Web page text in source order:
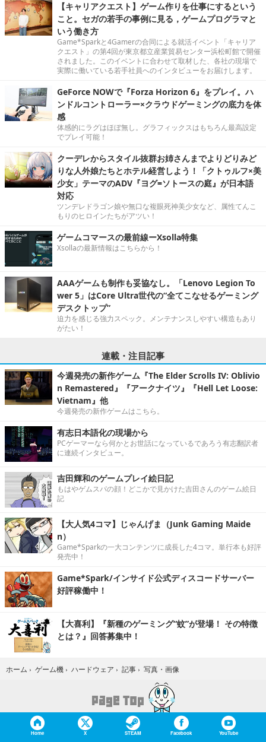
【キャリアクエスト】ゲーム作りを仕事にするという
こと。セガの若手の事例に見る，ゲームプログラマと
いう働き方
Game*Sparkと4Gamerの合同による就活イベント「キャリア
クエスト」の第4回が東京都立産業貿易センター浜松町館で開催
されました。このイベントに合わせて取材した、各社の現場で
実際に働いている若手社員へのインタビューをお届けします。
GeForce NOWで『Forza Horizon 6』をプレイ。ハ
ンドルコントローラー×クラウドゲーミングの底力を体
感
体感的にラグはほぼ無し。グラフィックスはもちろん最高設定
でプレイ可能！
クーデレからスタイル抜群お姉さんまでよりどりみど
りな人外娘たちとホテル経営しよう！「クトゥルフ×美
少女」テーマのADV『ヨグ=ソトースの庭』が日本語
対応
ツンデレドラゴン娘や無口な複眼死神美少女など、属性てんこ
もりのヒロインたちがアツい！
ゲームコマースの最前線ーXsolla特集
Xsollaの最新情報はこちらから！
AAAゲームも制作も妥協なし。「Lenovo Legion To
wer 5」はCore Ultra世代の“全てこなせるゲーミング
デスクトップ”
迫力を感じる強力スペック。メンテナンスしやすい構造もあり
がたい！
連載・注目記事
今週発売の新作ゲーム『The Elder Scrolls IV: Oblivio
n Remastered』『アークナイツ』『Hell Let Loose:
Vietnam』他
今週発売の新作ゲームはこちら。
有志日本語化の現場から
PCゲーマーなら何かとお世話になっているであろう有志翻訳者
に連続インタビュー。
吉田輝和のゲームプレイ絵日記
もはやゲムスパの顔！どこかで見かけた吉田さんのゲーム絵日
記
【大人気4コマ】じゃんげま（Junk Gaming Maide
n）
Game*Sparkの一大コンテンツに成長した4コマ。単行本も好評
発売中！
Game*Spark/インサイド公式ディスコードサーバー
好評稼働中！
【大喜利】『新種のゲーミング“蚊”が登場！ その特徴
とは？』回答募集中！
ホーム › ゲーム機 › ハードウェア › 記事 › 写真・画像
Home X STEAM Facebook YouTube